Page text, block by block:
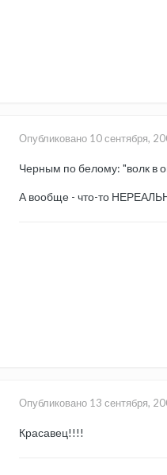
Опубликовано 10 сентября,
Черным по белому: "волк в
А вообще - что-то
Опубликовано 13 сентября,
Красавец!!!!